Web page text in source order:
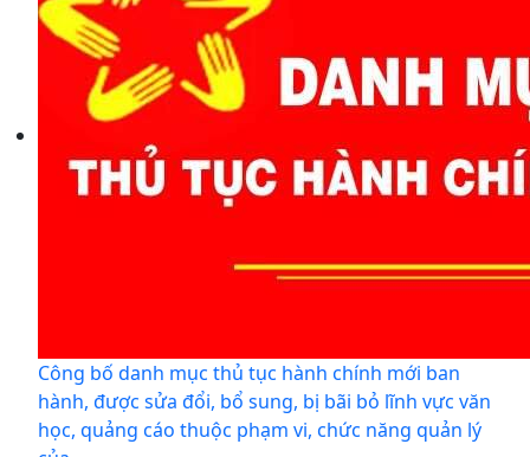
Công bố danh mục thủ tục hành chính mới ban
hành, được sửa đổi, bổ sung, bị bãi bỏ lĩnh vực văn
học, quảng cáo thuộc phạm vi, chức năng quản lý